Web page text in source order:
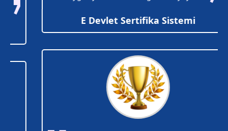
E Devlet Sertifika Sistemi